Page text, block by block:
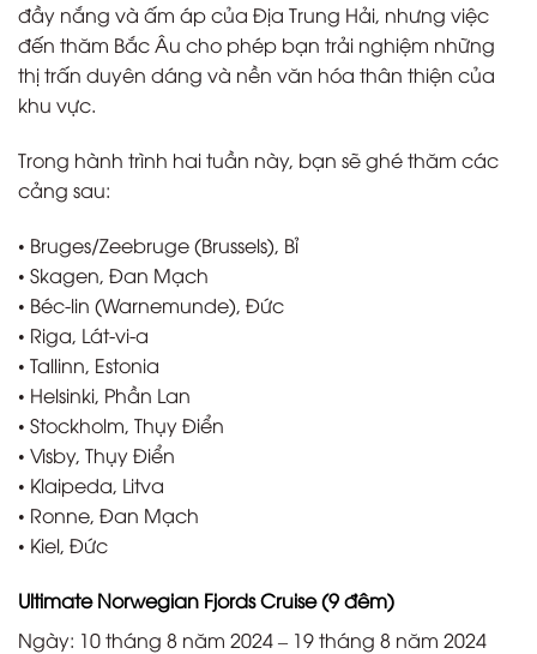
đầy nắng và ấm áp của Địa Trung Hải, nhưng việc
đến thăm Bắc Âu cho phép bạn trải nghiệm những
thị trấn duyên dáng và nền văn hóa thân thiện của
khu vực.
Trong hành trình hai tuần này, bạn sẽ ghé thăm các
cảng sau:
• Bruges/Zeebruge (Brussels), Bỉ
• Skagen, Đan Mạch
• Béc-lin (Warnemunde), Đức
• Riga, Lát-vi-a
• Tallinn, Estonia
• Helsinki, Phần Lan
• Stockholm, Thụy Điển
• Visby, Thụy Điển
• Klaipeda, Litva
• Ronne, Đan Mạch
• Kiel, Đức
Ultimate Norwegian Fjords Cruise (9 đêm)
Ngày: 10 tháng 8 năm 2024 – 19 tháng 8 năm 2024